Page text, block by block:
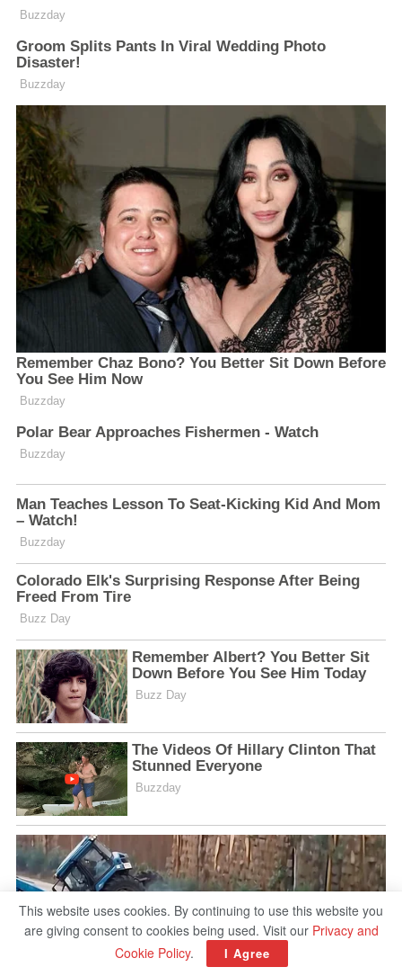
This website uses cookies. By continuing to use this website you
are giving consent to cookies being used. Visit our Privacy and
Cookie Policy. I Agree